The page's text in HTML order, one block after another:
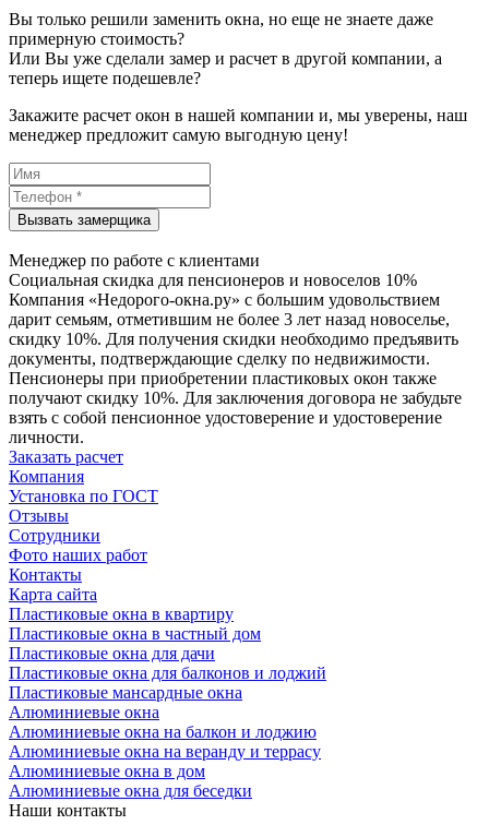
Вы только решили заменить окна, но еще не знаете даже
примерную стоимость?
Или Вы уже сделали замер и расчет в другой компании, а
теперь ищете подешевле?
Закажите расчет окон в нашей компании и, мы уверены, наш
менеджер предложит самую выгодную цену!
Менеджер по работе с клиентами
Социальная скидка для пенсионеров и новоселов 10%
Компания «Недорого-окна.ру» с большим удовольствием
дарит семьям, отметившим не более 3 лет назад новоселье,
скидку 10%. Для получения скидки необходимо предъявить
документы, подтверждающие сделку по недвижимости.
Пенсионеры при приобретении пластиковых окон также
получают скидку 10%. Для заключения договора не забудьте
взять с собой пенсионное удостоверение и удостоверение
личности.
Заказать расчет
Компания
Установка по ГОСТ
Отзывы
Сотрудники
Фото наших работ
Контакты
Карта сайта
Пластиковые окна в квартиру
Пластиковые окна в частный дом
Пластиковые окна для дачи
Пластиковые окна для балконов и лоджий
Пластиковые мансардные окна
Алюминиевые окна
Алюминиевые окна на балкон и лоджию
Алюминиевые окна на веранду и террасу
Алюминиевые окна в дом
Алюминиевые окна для беседки
Наши контакты